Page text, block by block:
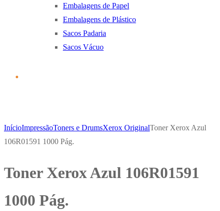
Embalagens de Papel
Embalagens de Plástico
Sacos Padaria
Sacos Vácuo
InícioImpressãoToners e DrumsXerox OriginalToner Xerox Azul
106R01591 1000 Pág.
Toner Xerox Azul 106R01591
1000 Pág.